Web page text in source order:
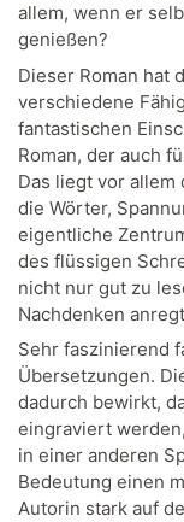
allem, wenn er
genießen?
Dieser Roman hat
verschiedene
fantastischen
Roman, der auch
Das liegt vor allem
die Wörter,
eigentliche
des flüssigen
nicht nur gut zu
Nachdenken
Sehr faszinierend
Übersetzungen.
dadurch bewirkt,
eingraviert
in einer anderen
Bedeutung einen
Autorin stark auf